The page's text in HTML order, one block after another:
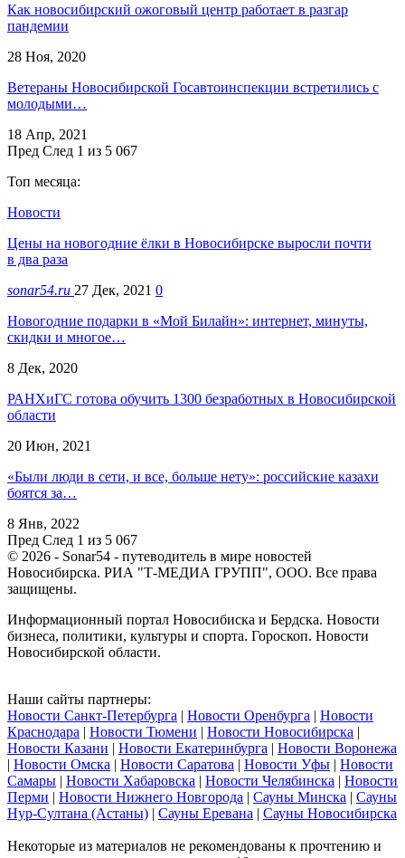
Как новосибирский ожоговый центр работает в разгар
пандемии
28 Ноя, 2020
Ветераны Новосибирской Госавтоинспекции встретились с
молодыми…
18 Апр, 2021
Пред След 1 из 5 067
Топ месяца:
Новости
Цены на новогодние ёлки в Новосибирске выросли почти
в два раза
sonar54.ru 27 Дек, 2021 0
Новогодние подарки в «Мой Билайн»: интернет, минуты,
скидки и многое…
8 Дек, 2020
РАНХиГС готова обучить 1300 безработных в Новосибирской
области
20 Июн, 2021
«Были люди в сети, и все, больше нету»: российские казахи
боятся за…
8 Янв, 2022
Пред След 1 из 5 067
© 2026 - Sonar54 - путеводитель в мире новостей
Новосибирска. РИА "Т-МЕДИА ГРУПП", ООО. Все права
защищены.
Информационный портал Новосибиска и Бердска. Новости
бизнеса, политики, культуры и спорта. Гороскоп. Новости
Новосибирской области.
Наши сайты партнеры:
Новости Санкт-Петербурга | Новости Оренбурга | Новости
Краснодара | Новости Тюмени | Новости Новосибирска |
Новости Казани | Новости Екатеринбурга | Новости Воронежа
| Новости Омска | Новости Саратова | Новости Уфы | Новости
Самары | Новости Хабаровска | Новости Челябинска | Новости
Перми | Новости Нижнего Новгорода | Сауны Минска | Сауны
Нур-Султана (Астаны) | Сауны Еревана | Сауны Новосибирска
Некоторые из материалов не рекомендованы к прочтению и